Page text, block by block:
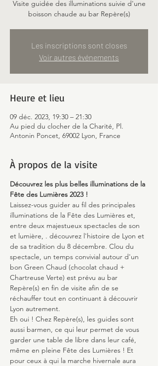
Visite guidée des illuminations suivie d'une
boisson chaude au bar Repère(s)
Les inscriptions sont closes
Voir autres événements
Heure et lieu
09 déc. 2023, 19:30 – 21:30
Au pied du clocher de la Charité, Pl.
Antonin Poncet, 69002 Lyon, France
À propos de la visite
Découvrez les plus belles illuminations de la
Fête des Lumières 2023 !
Laissez-vous guider au fil des principales
illuminations de la Fête des Lumières et,
entre deux majestueux spectacles de son
et lumière, . découvrez l'histoire de Lyon et
de sa tradition du 8 décembre. Clou du
spectacle, un temps convivial autour d'un
bon Green Chaud (chocolat chaud +
Chartreuse Verte) est prévu au bar
Repère(s) en fin de visite afin de se
réchauffer tout en continuant à découvrir
Lyon autrement.
Eh oui ! Chez Repère(s), les guides sont
aussi barmen, ce qui leur permet de vous
garder une table de libre dans leur café,
même en pleine Fête des Lumières ! Et
pour ceux à qui la marche hivernale aura